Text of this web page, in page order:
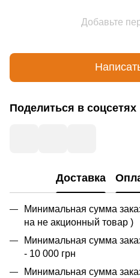
Добавьте
Поделиться в соцсетях
Доставка
Минимальная сумма
на не акционный товар )
Минимальная сумма
- 10 000 грн
Минимальная сумма